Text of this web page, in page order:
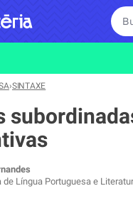
›SINTAXE
de Língua Portuguesa e